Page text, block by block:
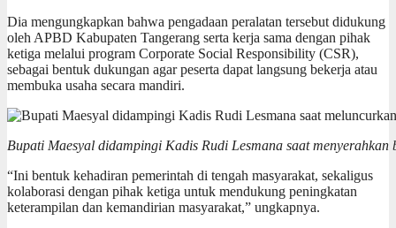
Dia mengungkapkan bahwa pengadaan peralatan tersebut didukung
oleh APBD Kabupaten Tangerang serta kerja sama dengan pihak
ketiga melalui program Corporate Social Responsibility (CSR),
sebagai bentuk dukungan agar peserta dapat langsung bekerja atau
membuka usaha secara mandiri.
Bupati Maesyal didampingi Kadis Rudi Lesmana saat
“Ini bentuk kehadiran pemerintah di tengah masyarakat, sekaligus
kolaborasi dengan pihak ketiga untuk mendukung peningkatan
keterampilan dan kemandirian masyarakat,” ungkapnya.